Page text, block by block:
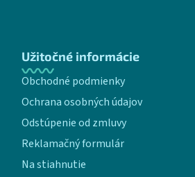
Užitočné informácie
Obchodné podmienky
Ochrana osobných údajov
Odstúpenie od zmluvy
Reklamačný formulár
Na stiahnutie